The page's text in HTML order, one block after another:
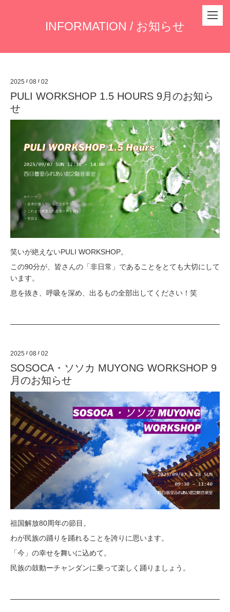
INFORMATION / お知らせ
2025 / 08 / 02
PULI WORKSHOP 1.5 HOURS 9月のお知ら
せ
笑いが絶えないPULI WORKSHOP。
この90分が、皆さんの「非日常」であることをとても大切にして
います。
息を抜き、呼吸を深め、出るもの全部出してください！笑
2025 / 08 / 02
SOSOCA・ソソカ MUYONG WORKSHOP 9
月のお知らせ
祖国解放80周年の節目。
わが民族の踊りを踊れることを誇りに思います。
「今」の幸せを舞いに込めて。
民族の鼓動ーチャンダンに乗って楽しく踊りましょう。